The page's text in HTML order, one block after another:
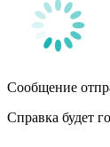
Сообщение
Справка будет